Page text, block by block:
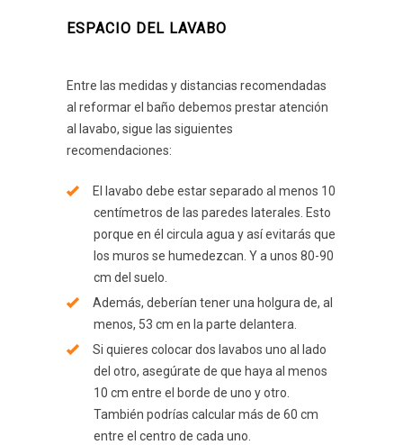
ESPACIO DEL LAVABO
Entre las medidas y distancias recomendadas
al reformar el baño debemos prestar atención
al lavabo, sigue las siguientes
recomendaciones:
El lavabo debe estar separado al menos 10
centímetros de las paredes laterales. Esto
porque en él circula agua y así evitarás que
los muros se humedezcan. Y a unos 80-90
cm del suelo.
Además, deberían tener una holgura de, al
menos, 53 cm en la parte delantera.
Si quieres colocar dos lavabos uno al lado
del otro, asegúrate de que haya al menos
10 cm entre el borde de uno y otro.
También podrías calcular más de 60 cm
entre el centro de cada uno.